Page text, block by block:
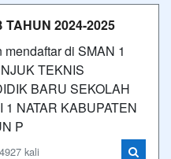
2024-2025
di SMAN 1
TEKNIS
BARU SEKOLAH
NATAR KABUPATEN
P
kali